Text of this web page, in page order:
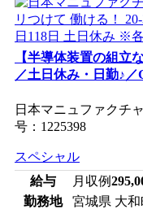
【半導体装置の組立
／土日休み・日勤♪／
日本マニュファクチ
号：1225398
スペシャル
給与
月収例
勤務地
宮城県 大和